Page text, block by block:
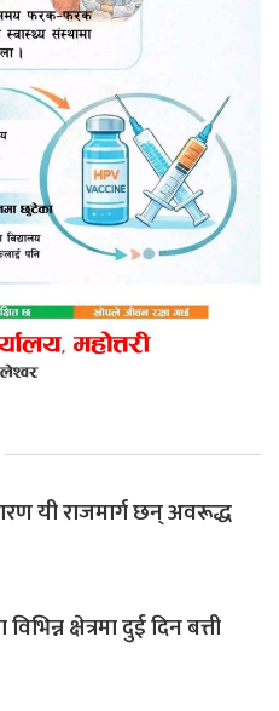
यी राजमार्ग छन् अवरूद्ध
क्षेत्रमा दुई दिन बत्ती